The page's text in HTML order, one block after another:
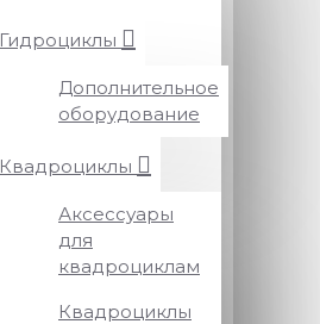
Гидроциклы
Дополнительное
оборудование
Квадроциклы
Аксессуары
для
квадроциклам
Квадроциклы